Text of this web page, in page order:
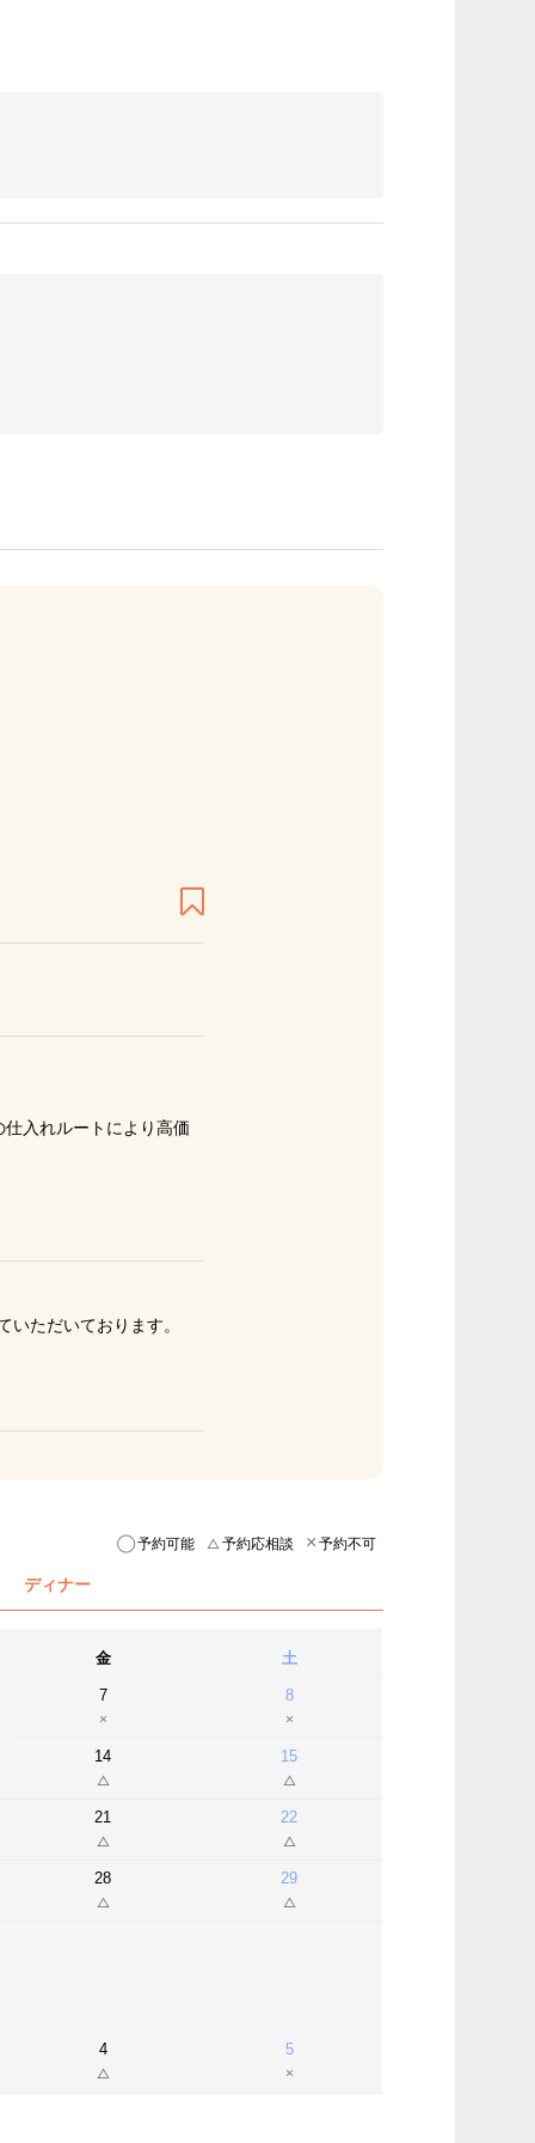
入れルートにより高価
ただいております。
予約可能 予約応相談 予約不可
ディナー
金 土
7 8
14 15
21 22
28 29
4 5